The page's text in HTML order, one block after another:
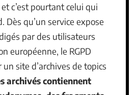
c’est pourtant celui qui
Dès qu’un service expose
par des utilisateurs
européenne, le RGPD
un site d’archives de topics
archivés contiennent